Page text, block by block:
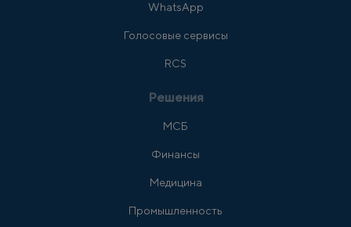
WhatsApp
Голосовые сервисы
RCS
Решения
МСБ
Финансы
Медицина
Промышленность